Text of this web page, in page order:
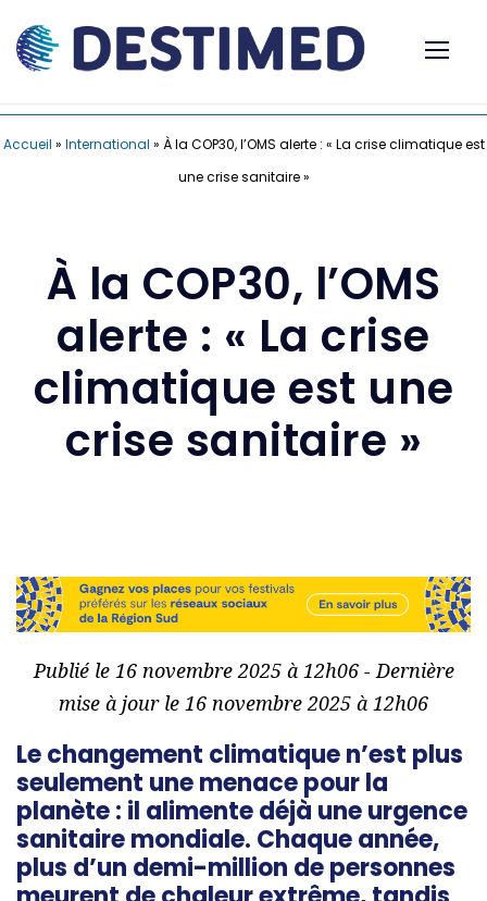
Accueil » International » À la COP30, l’OMS alerte : « La crise climatique est
une crise sanitaire »
À la COP30, l’OMS
alerte : « La crise
climatique est une
crise sanitaire »
Publié le 16 novembre 2025 à 12h06 - Dernière
mise à jour le 16 novembre 2025 à 12h06
Le changement climatique n’est plus
seulement une menace pour la
planète : il alimente déjà une urgence
sanitaire mondiale. Chaque année,
plus d’un demi-million de personnes